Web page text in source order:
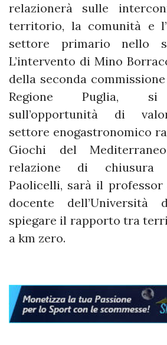
relazionerà sulle
territorio, la comunità e
settore primario nello
L’intervento di Mino
della seconda
Regione Puglia, si
sull’opportunità di
settore enogastronomico
Giochi del
relazione di chiusura
Paolicelli, sarà il professor
docente dell’Università
spiegare il rapporto tra
a km zero.